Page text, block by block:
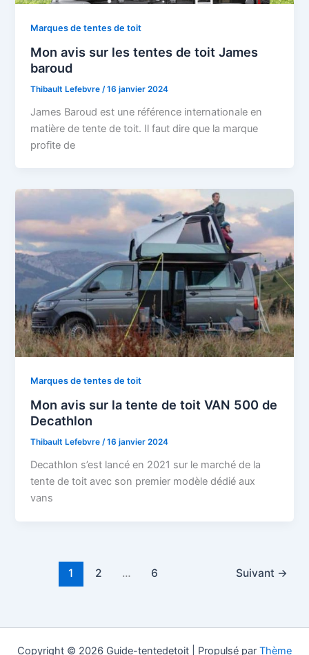
Marques de tentes de toit
Mon avis sur les tentes de toit James
baroud
Thibault Lefebvre /16 janvier 2024
James Baroud est une référence internationale en
matière de tente de toit. Il faut dire que la marque
profite de
Marques de tentes de toit
Mon avis sur la tente de toit VAN 500 de
Decathlon
Thibault Lefebvre/16 janvier 2024
Decathlon s’est lancé en 2021 sur le marché de la
tente de toit avec son premier modèle dédié aux
vans
1 2 … 6 Suivant →
Copyright © 2026 Guide-tentedetoit | Propulsé par Thème